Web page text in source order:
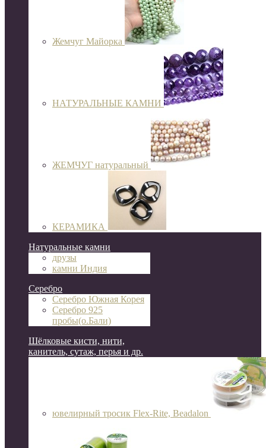
Жемчуг Майорка
НАТУРАЛЬНЫЕ КАМНИ
ЖЕМЧУГ натуральный
КЕРАМИКА
Натуральные камни
друзы
камни Индия
Серебро
Серебро Южная Корея
Серебро 925
пробы(о.Бали)
Шёлковые кисти, нити,
канитель, сутаж, перья и др.
ювелирный тросик Flex-Rite, Beadalon